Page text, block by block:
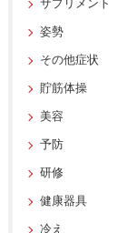
サプリメント
姿勢
その他症状
貯筋体操
美容
予防
研修
健康器具